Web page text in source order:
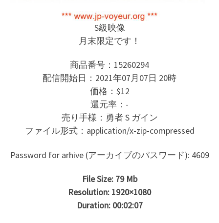
S級映像
月末限定です！
商品番号：15260294
配信開始日：2021年07月07日 20時
価格：$12
還元率：-
売り手様：勇者 S ガイン
ファイル形式：application/x-zip-compressed
Password for arhive (アーカイブのパスワード): 4609
File Size: 79 Mb
Resolution: 1920×1080
Duration: 00:02:07